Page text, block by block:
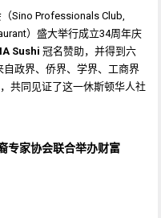
Sino Professionals Club,
）盛大举行成立34周年庆
Sushi 冠名赞助，并得到六
政界、侨界、学界、工商界
共同见证了这一休斯顿华人社
专家协会联合举办财富